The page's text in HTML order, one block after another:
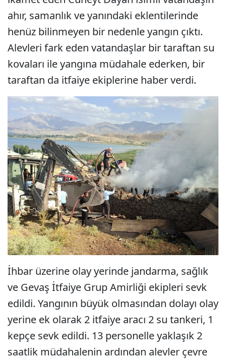
ahır, samanlık ve yanındaki eklentilerinde
henüz bilinmeyen bir nedenle yangın çıktı.
Alevleri fark eden vatandaşlar bir taraftan su
kovaları ile yangına müdahale ederken, bir
taraftan da itfaiye ekiplerine haber verdi.
İhbar üzerine olay yerinde jandarma, sağlık
ve Gevaş İtfaiye Grup Amirliği ekipleri sevk
edildi. Yangının büyük olmasından dolayı olay
yerine ek olarak 2 itfaiye aracı 2 su tankeri, 1
kepçe sevk edildi. 13 personelle yaklaşık 2
saatlik müdahalenin ardından alevler çevre